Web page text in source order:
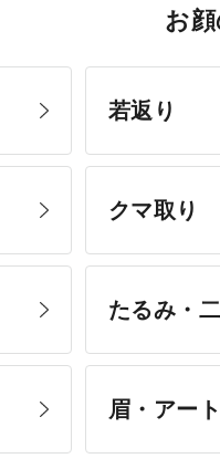
お
若返り
クマ取り
たるみ・
眉・アー